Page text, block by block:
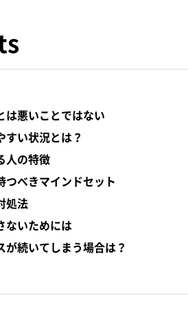
は悪いことではない
すい状況とは？
人の特徴
つべきマインドセット
処法
ないためには
が続いてしまう場合は？